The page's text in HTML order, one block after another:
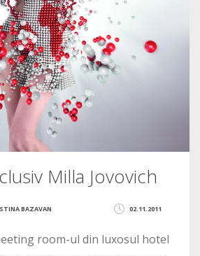
Milla Jovovich
02.11.2011
BAZAVAN
room-ul din luxosul hotel